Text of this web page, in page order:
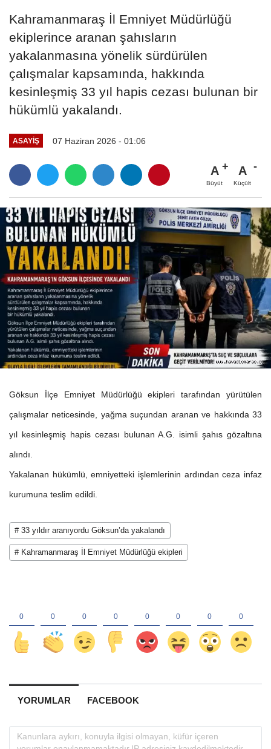
Kahramanmaraş İl Emniyet Müdürlüğü
ekiplerince aranan şahısların
yakalanmasına yönelik sürdürülen
çalışmalar kapsamında, hakkında
kesinleşmiş 33 yıl hapis cezası bulunan bir
hükümlü yakalandı.
ASAYİŞ 07 Haziran 2026 - 01:06
A
Büyüt
A
Küçült
Göksun İlçe Emniyet Müdürlüğü ekipleri tarafından yürütülen
çalışmalar neticesinde, yağma suçundan aranan ve hakkında 33
yıl kesinleşmiş hapis cezası bulunan A.G. isimli şahıs gözaltına
alındı.
Yakalanan hükümlü, emniyetteki işlemlerinin ardından ceza infaz
kurumuna teslim edildi.
# 33 yıldır aranıyordu Göksun’da yakalandı
# Kahramanmaraş İl Emniyet Müdürlüğü ekipleri
YORUMLAR FACEBOOK